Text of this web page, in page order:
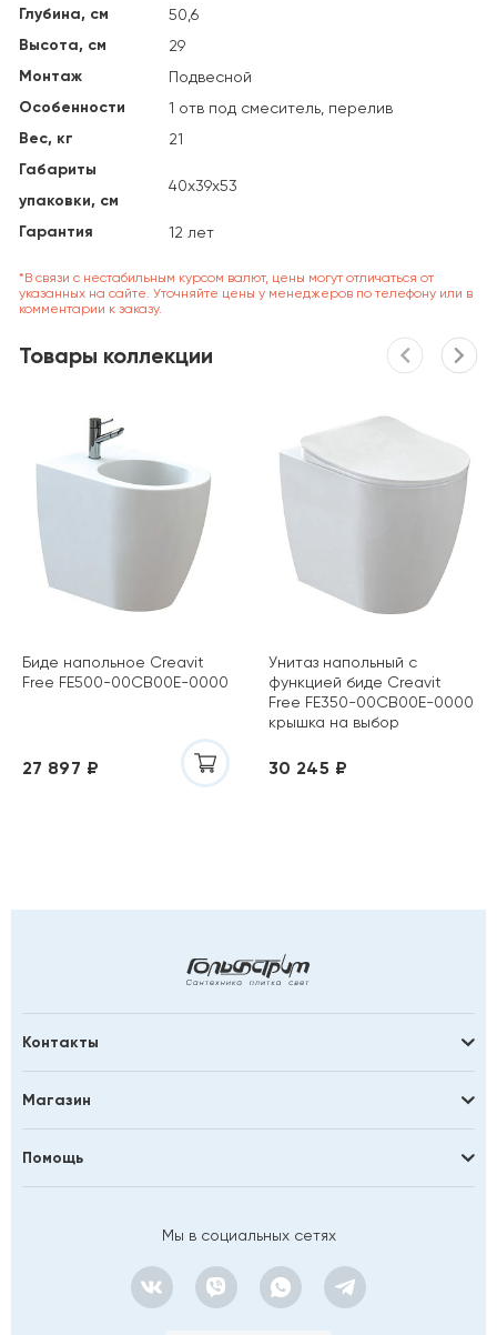
Глубина, см 50,6
Высота, см 29
Монтаж Подвесной
Особенности 1 отв под смеситель, перелив
Вес, кг 21
Габариты
упаковки, см
40х39х53
Гарантия 12 лет
*В связи с нестабильным курсом валют, цены могут отличаться от
указанных на сайте. Уточняйте цены у менеджеров по телефону или в
комментарии к заказу.
Товары коллекции
Биде напольное Creavit
Free FE500-00CB00E-0000
27 897 ₽
Унитаз напольный с
функцией биде Creavit
Free FE350-00CB00E-0000
крышка на выбор
30 245 ₽
Контакты
Магазин
Помощь
Мы в социальных сетях